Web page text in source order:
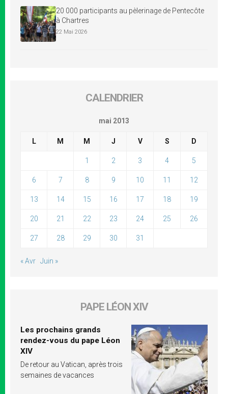
20 000 participants au pèlerinage de Pentecôte
à Chartres
22 Mai 2026
CALENDRIER
mai 2013
L M M J V S D
1 2 3 4 5
6 7 8 9 10 11 12
13 14 15 16 17 18 19
20 21 22 23 24 25 26
27 28 29 30 31
« Avr Juin »
PAPE LÉON XIV
Les prochains grands
rendez-vous du pape Léon
XIV
De retour au Vatican, après trois
semaines de vacances